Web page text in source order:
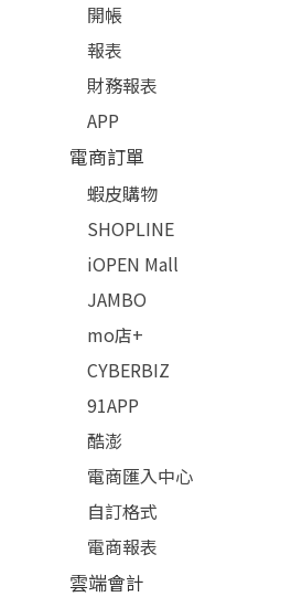
開帳
報表
財務報表
APP
電商訂單
蝦皮購物
SHOPLINE
iOPEN Mall
JAMBO
mo店+
CYBERBIZ
91APP
酷澎
電商匯入中心
自訂格式
電商報表
雲端會計